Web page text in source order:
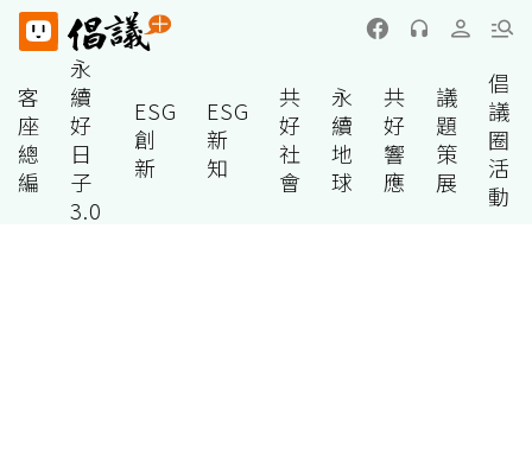
客
座
總
編
永
續
好
日
子
3.0
ESG
創
新
ESG
新
知
共
好
社
會
永
續
地
球
共
好
響
應
議
題
策
展
倡
議
圈
活
動